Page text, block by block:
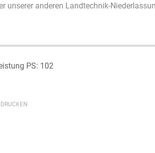
unserer anderen Landtechnik-
PS: 102
DRUCKEN